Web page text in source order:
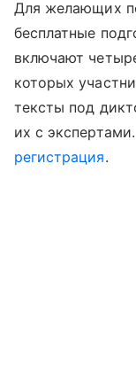
Для желающих
бесплатные
включают
которых
тексты под
их с
регистрация.